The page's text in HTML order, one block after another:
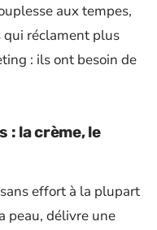
aux tempes,
qui réclament plus
: ils ont besoin de
: la crème, le
sans effort à la plupart
peau, délivre une